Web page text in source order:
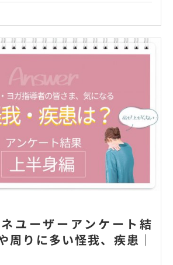
ネユーザーアンケート結
周りに多い怪我、疾患｜